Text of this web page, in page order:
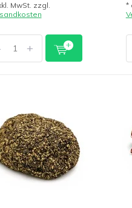
MwSt. zzgl.
+
*